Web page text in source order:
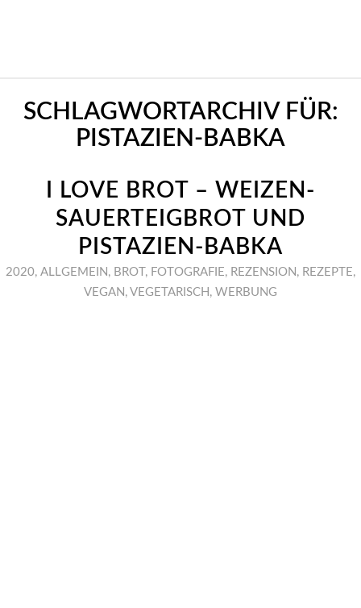
SCHLAGWORTARCHIV FÜR:
PISTAZIEN-BABKA
I LOVE BROT – WEIZEN-
SAUERTEIGBROT UND
PISTAZIEN-BABKA
2020, ALLGEMEIN , BROT , FOTOGRAFIE, REZENSION , REZEPTE,
VEGAN , VEGETARISCH , WERBUNG